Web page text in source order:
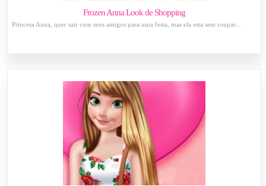
Frozen Anna Look de Shopping
Princesa Anna, quer sair com seus amigos para uma festa, mas ela esta sem roupas...